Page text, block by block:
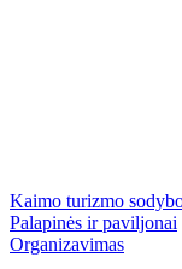
Kaimo turizmo
Palapinės ir paviljonai
Organizavimas